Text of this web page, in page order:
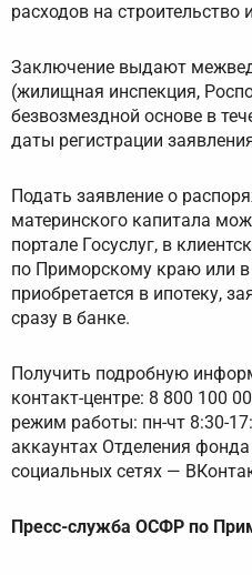
расходов на
Заключение выдают
(жилищная инспекция,
безвозмездной основе в
даты регистрации
Подать заявление о
материнского капитала
портале Госуслуг, в
по Приморскому краю или
приобретается в ипотеку,
сразу в банке.
Получить подробную
контакт-центре: 8 800 100
режим работы: пн-чт 8:30-
аккаунтах Отделения
социальных сетях —
Пресс-служба ОСФР по